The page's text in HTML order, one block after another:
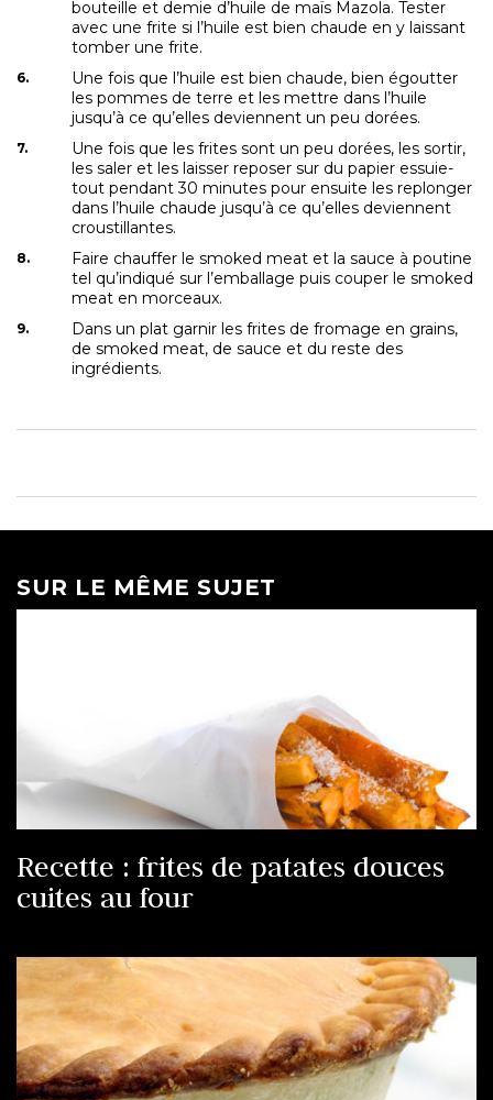
bouteille et demie d’huile de maïs Mazola. Tester
avec une frite si l’huile est bien chaude en y laissant
tomber une frite.
Une fois que l’huile est bien chaude, bien égoutter
les pommes de terre et les mettre dans l’huile
jusqu’à ce qu’elles deviennent un peu dorées.
Une fois que les frites sont un peu dorées, les sortir,
les saler et les laisser reposer sur du papier essuie-
tout pendant 30 minutes pour ensuite les replonger
dans l’huile chaude jusqu’à ce qu’elles deviennent
croustillantes.
Faire chauffer le smoked meat et la sauce à poutine
tel qu’indiqué sur l’emballage puis couper le smoked
meat en morceaux.
Dans un plat garnir les frites de fromage en grains,
de smoked meat, de sauce et du reste des
ingrédients.
SUR LE MÊME SUJET
Recette : frites de patates douces
cuites au four